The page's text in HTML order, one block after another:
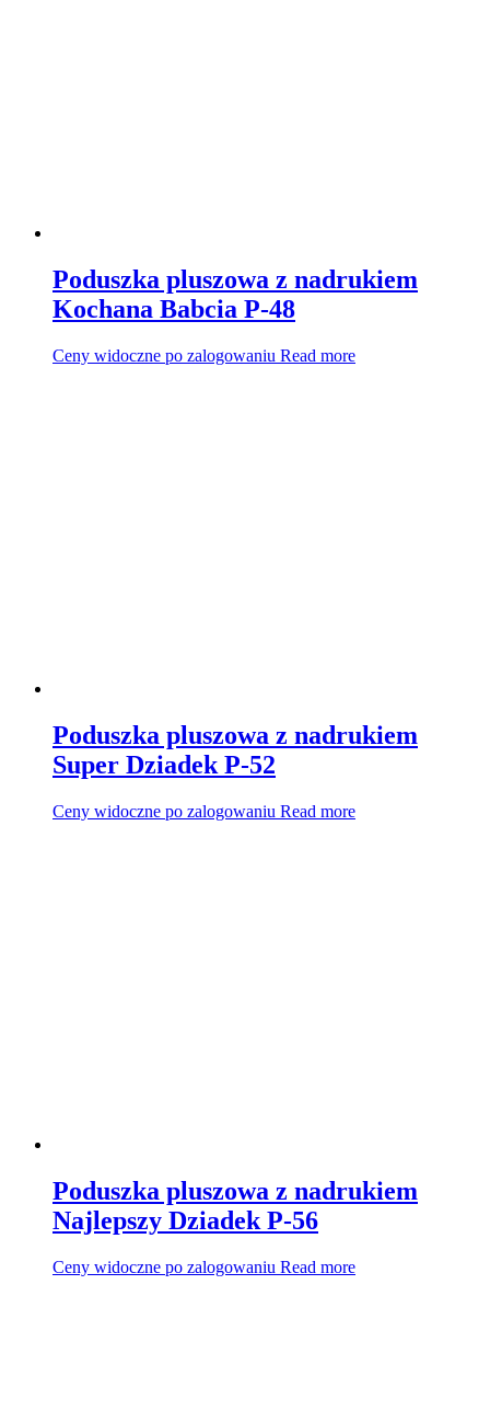
Poduszka pluszowa z nadrukiem
Kochana Babcia P-48
Ceny widoczne po zalogowaniu Read more
Poduszka pluszowa z nadrukiem
Super Dziadek P-52
Ceny widoczne po zalogowaniu Read more
Poduszka pluszowa z nadrukiem
Najlepszy Dziadek P-56
Ceny widoczne po zalogowaniu Read more